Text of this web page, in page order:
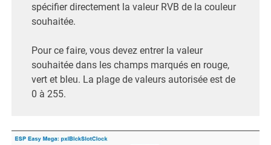
spécifier directement la valeur RVB de la couleur
souhaitée.
Pour ce faire, vous devez entrer la valeur
souhaitée dans les champs marqués en rouge,
vert et bleu. La plage de valeurs autorisée est de
0 à 255.